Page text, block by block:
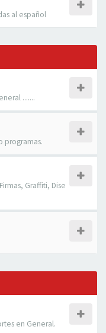
al español
.......
programas.
Graffiti, Dise
en General.